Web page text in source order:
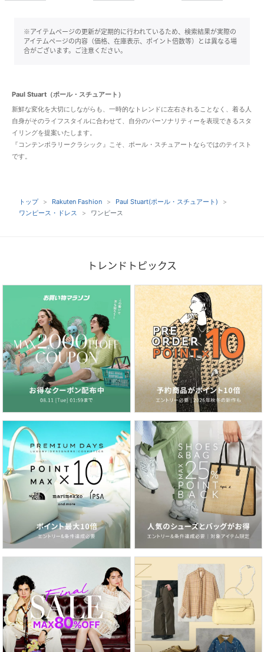
※アイテムページの更新が定期的に行われているため、検索結果が実際の
アイテムページの内容（価格、在庫表示、ポイント倍数等）とは異なる場
合がございます。ご注意ください。
Paul Stuart（ポール・スチュアート）
新鮮な変化を大切にしながらも、一時的なトレンドに左右されることなく、着る人
自身がそのライフスタイルに合わせて、自分のパーソナリティーを表現できるスタ
イリングを提案いたします。
『コンテンポラリークラシック』こそ、ポール・スチュアートならではのテイスト
です。
トップ Rakuten Fashion
Paul Stuart(ポール・スチュアート)
ワンピース・ドレス
ワンピース
トレンドトピックス